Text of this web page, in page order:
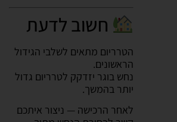
חשוב לדעת
הטרריום מתאים לשלבי הגידול
הראשונים.
נחש בוגר יזדקק לטרריום גדול
יותר בהמשך.
לאחר הרכישה — ניצור איתכם